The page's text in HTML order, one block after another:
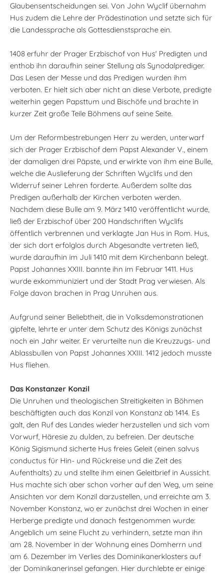
Glaubensentscheidungen sei. Von John Wyclif übernahm
Hus zudem die Lehre der Prädestination und setzte sich für
die Landessprache als Gottesdienstsprache ein.
1408 erfuhr der Prager Erzbischof von Hus' Predigten und
enthob ihn daraufhin seiner Stellung als Synodalprediger.
Das Lesen der Messe und das Predigen wurden ihm
verboten. Er hielt sich aber nicht an diese Verbote, predigte
weiterhin gegen Papsttum und Bischöfe und brachte in
kurzer Zeit große Teile Böhmens auf seine Seite.
Um der Reformbestrebungen Herr zu werden, unterwarf
sich der Prager Erzbischof dem Papst Alexander V., einem
der damaligen drei Päpste, und erwirkte von ihm eine Bulle,
welche die Auslieferung der Schriften Wyclifs und den
Widerruf seiner Lehren forderte. Außerdem sollte das
Predigen außerhalb der Kirchen verboten werden.
Nachdem diese Bulle am 9. März 1410 veröffentlicht wurde,
ließ der Erzbischof über 200 Handschriften Wyclifs
öffentlich verbrennen und verklagte Jan Hus in Rom. Hus,
der sich dort erfolglos durch Abgesandte vertreten ließ,
wurde daraufhin im Juli 1410 mit dem Kirchenbann belegt.
Papst Johannes XXIII. bannte ihn im Februar 1411. Hus
wurde exkommuniziert und der Stadt Prag verwiesen. Als
Folge davon brachen in Prag Unruhen aus.
Aufgrund seiner Beliebtheit, die in Volksdemonstrationen
gipfelte, lehrte er unter dem Schutz des Königs zunächst
noch ein Jahr weiter. Er verurteilte nun die Kreuzzugs- und
Ablassbullen von Papst Johannes XXIII. 1412 jedoch musste
Hus fliehen.
Das Konstanzer Konzil
Die Unruhen und theologischen Streitigkeiten in Böhmen
beschäftigten auch das Konzil von Konstanz ab 1414. Es
galt, den Ruf des Landes wieder herzustellen und sich vom
Vorwurf, Häresie zu dulden, zu befreien. Der deutsche
König Sigismund sicherte Hus freies Geleit (einen salvus
conductus für Hin- und Rückreise und die Zeit des
Aufenthalts) zu und stellte ihm einen Geleitbrief in Aussicht.
Hus machte sich aber schon vorher auf den Weg, um seine
Ansichten vor dem Konzil darzustellen, und erreichte am 3.
November Konstanz, wo er zunächst drei Wochen in einer
Herberge predigte und danach festgenommen wurde:
Angeblich um seine Flucht zu verhindern, setzte man ihn
am 28. November in der Wohnung eines Domherrn und
am 6. Dezember im Verlies des Dominikanerklosters auf
der Dominikanerinsel gefangen. Hier durchlebte er einige